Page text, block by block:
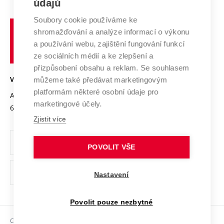
Systém zajišťování kvality výzkumu
Výzkumné infrastruktury
Transfer znalostí
Open Science
Projekty
Projekty ze strukturálních fondů
Specifický výzkum
Zahraniční spolupráce
Spolupráce se školami
Služby univerzity
Mezinárodní dohody
Univerzitní sítě
Profil univerzity
Udržitelná univerzita
Podnikavá univerzita / ContriBUTe
Bezpečná univerzita
Vyznamenání
Organizační struktura
Ochrana osobních údajů
odkaz)
Sociální bezpečí
učení
technické
VYSOKÉ UČENÍ TECHNICKÉ V BRNĚ
Antonínská 548/1
602 00 Brno
www.vut.cz
vut@vutbr.cz
Copyright © 2026 VUT
údajů
Soubory cookie používáme ke
shromažďování a analýze informací o výkonu
a používání webu, zajištění fungování funkcí
ze sociálních médií a ke zlepšení a
přizpůsobení obsahu a reklam. Se souhlasem
můžeme také předávat marketingovým
platformám některé osobní údaje pro
marketingové účely.
Zjistit více
POVOLIT VŠE
Nastavení
Povolit pouze nezbytné